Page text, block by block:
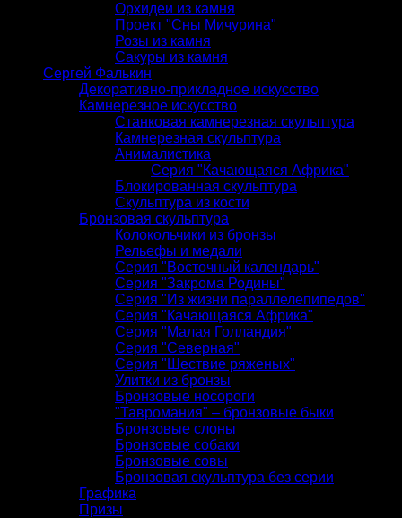
Орхидеи из камня
Проект "Сны Мичурина"
Розы из камня
Сакуры из камня
Сергей Фалькин
Декоративно-прикладное искусство
Камнерезное искусство
Станковая камнерезная скульптура
Камнерезная скульптура
Анималистика
Серия "Качающаяся Африка"
Блокированная скульптура
Скульптура из кости
Бронзовая скульптура
Колокольчики из бронзы
Рельефы и медали
Серия "Восточный календарь"
Серия "Закрома Родины"
Серия "Из жизни параллелепипедов"
Серия "Качающаяся Африка"
Серия "Малая Голландия"
Серия "Северная"
Серия "Шествие ряженых"
Улитки из бронзы
Бронзовые носороги
"Тавромания" – бронзовые быки
Бронзовые слоны
Бронзовые собаки
Бронзовые совы
Бронзовая скульптура без серии
Графика
Призы